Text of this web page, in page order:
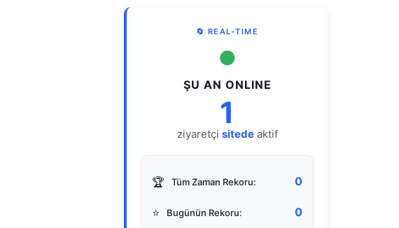
🔄 REAL-TIME
●
ŞU AN ONLINE
1
ziyaretçi sitedeaktif
🏆 Tüm Zaman Rekoru: 0
⭐ Bugünün Rekoru: 0